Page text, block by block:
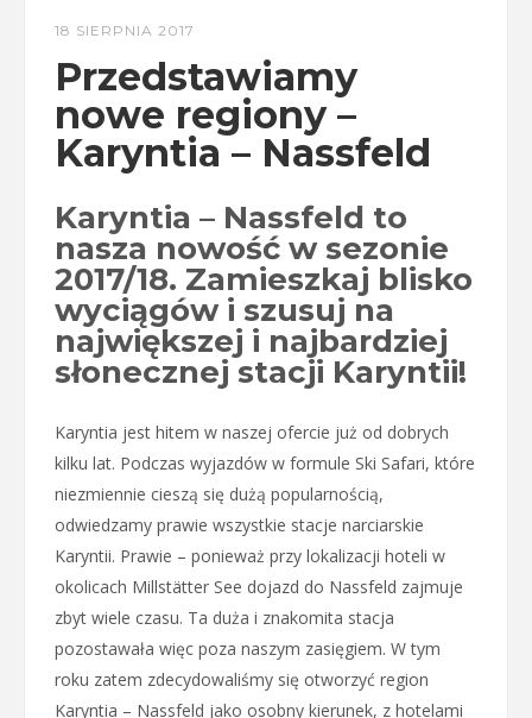
18 SIERPNIA 2017
Przedstawiamy
nowe regiony –
Karyntia – Nassfeld
Karyntia – Nassfeld to
nasza nowość w sezonie
2017/18. Zamieszkaj blisko
wyciągów i szusuj na
największej i najbardziej
słonecznej stacji Karyntii!
Karyntia jest hitem w naszej ofercie już od dobrych
kilku lat. Podczas wyjazdów w formule Ski Safari, które
niezmiennie cieszą się dużą popularnością,
odwiedzamy prawie wszystkie stacje narciarskie
Karyntii. Prawie – ponieważ przy lokalizacji hoteli w
okolicach Millstätter See dojazd do Nassfeld zajmuje
zbyt wiele czasu. Ta duża i znakomita stacja
pozostawała więc poza naszym zasięgiem. W tym
roku zatem zdecydowaliśmy się otworzyć region
Karyntia – Nassfeld jako osobny kierunek, z hotelami